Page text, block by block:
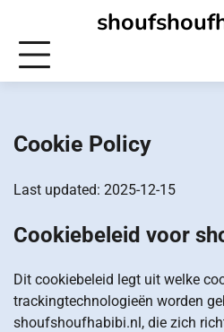
content
Cookie Policy
Last updated: 2025-12-15
Cookiebeleid voor
Dit cookiebeleid legt uit welke
trackingtechnologieën worden
shoufshoufhabibi.nl, die zich